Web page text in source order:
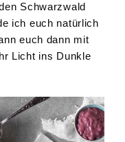
Schwarzwald
ich euch natürlich
euch dann mit
Licht ins Dunkle